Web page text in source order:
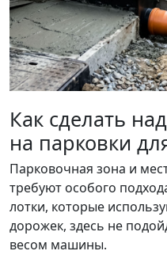
Как сделать
на парковки
Парковочная зона и
требуют особого
лотки, которые
дорожек, здесь не
весом машины.